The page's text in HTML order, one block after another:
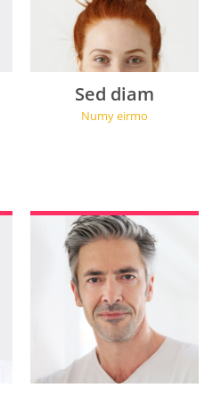
Sed diam
Numy eirmo